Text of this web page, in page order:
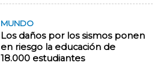
MUNDO
Los daños por los sismos ponen
en riesgo la educación de
18.000 estudiantes